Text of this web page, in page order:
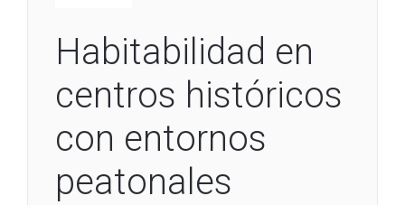
Habitabilidad en
centros históricos
con entornos
peatonales